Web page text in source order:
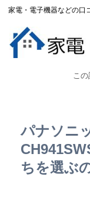
家電・電子機器などの口
こ
パナソニ
ちを選ぶ